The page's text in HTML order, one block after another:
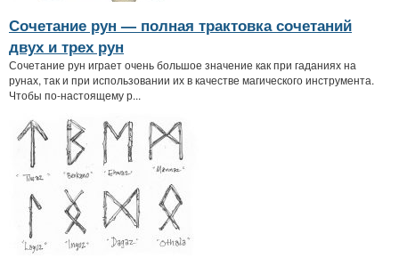
Сочетание рун — полная трактовка сочетаний
двух и трех рун
Сочетание рун играет очень большое значение как при гаданиях на
рунах, так и при использовании их в качестве магического инструмента.
Чтобы по-настоящему р...